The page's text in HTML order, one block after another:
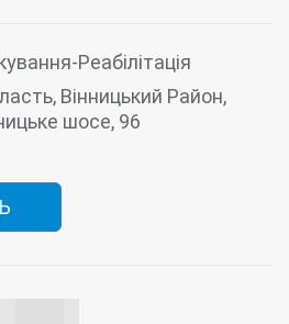
Пульмонологія
Терапія
і лікування)
діагностика
Реабілітація
Вінницький Район,
шосе, 96